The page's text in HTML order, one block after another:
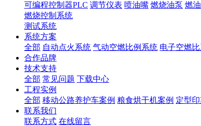
可编程控制器PLC 调节仪表 喷油嘴 燃烧油泵 燃
燃烧控制系统
测试系统
系统方案
全部 自动点火系统 气动空燃比例系统 电子空燃
合作品牌
技术支持
全部 常见问题 下载中心
工程实例
全部 移动公路养护车案例 粮食烘干机案例 定型
联系我们
联系方式 在线留言